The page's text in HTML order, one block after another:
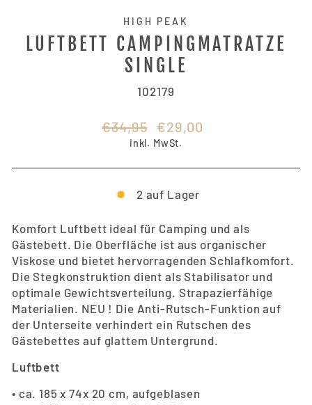
HIGH PEAK
LUFTBETT CAMPINGMATRATZE
SINGLE
102179
Normaler
€34,95 Sonderpreis
€29,00
inkl. MwSt.
2 auf Lager
Komfort Luftbett ideal für Camping und als
Gästebett. Die Oberfläche ist aus organischer
Viskose und bietet hervorragenden Schlafkomfort.
Die Stegkonstruktion dient als Stabilisator und
optimale Gewichtsverteilung. Strapazierfähige
Materialien. NEU ! Die Anti-Rutsch-Funktion auf
der Unterseite verhindert ein Rutschen des
Gästebettes auf glattem Untergrund.
Luftbett
• ca. 185 x 74x 20 cm, aufgeblasen